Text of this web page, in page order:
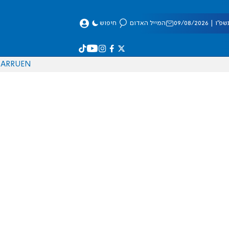
08/2026 המייל האדום חיפוש
EN
RU
AR